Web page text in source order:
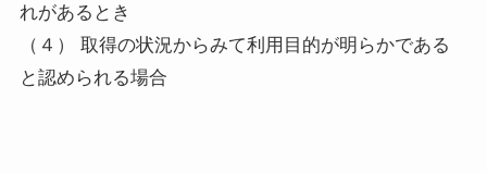
れがあるとき
（４） 取得の状況からみて利用目的が明らかである
と認められる場合